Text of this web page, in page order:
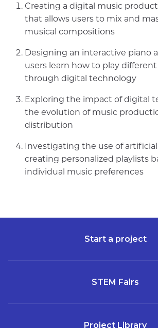
Creating a digital music
that allows users to mix and
musical compositions
Designing an interactive piano
users learn how to play
through digital technology
Exploring the impact of digital
the evolution of music
distribution
Investigating the use of
creating personalized playlists
individual music preferences
Start a project
STEM Fairs
Project Library